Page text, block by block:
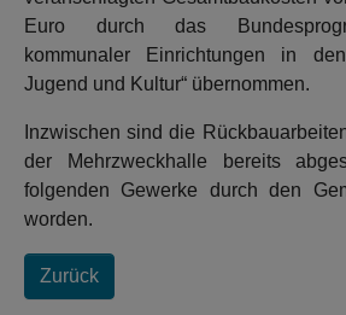
Euro durch das
kommunaler Einrichtungen in
Jugend und Kultur“ übernommen.
Inzwischen sind die
der Mehrzweckhalle bereits
folgenden Gewerke durch den
worden.
Zurück